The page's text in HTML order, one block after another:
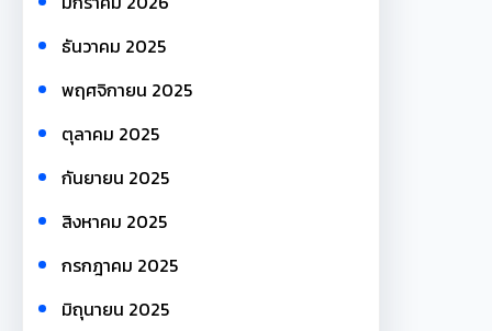
ธันวาคม 2025
พฤศจิกายน 2025
ตุลาคม 2025
กันยายน 2025
สิงหาคม 2025
กรกฎาคม 2025
มิถุนายน 2025